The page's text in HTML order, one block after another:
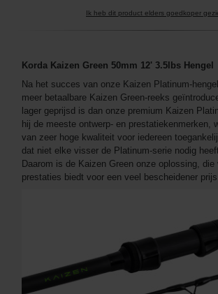
Ik heb dit product elders goedkoper
Korda Kaizen Green 50mm 12' 3.5lbs Hengel
Na het succes van onze Kaizen Platinum-
meer betaalbare Kaizen Green-reeks
lager geprijsd is dan onze premium Kaizen
hij de meeste ontwerp- en prestatiekenmerken,
van zeer hoge kwaliteit voor iedereen
dat niet elke visser de Platinum-serie nodig
Daarom is de Kaizen Green onze oplossing,
prestaties biedt voor een veel bescheidener prijs.